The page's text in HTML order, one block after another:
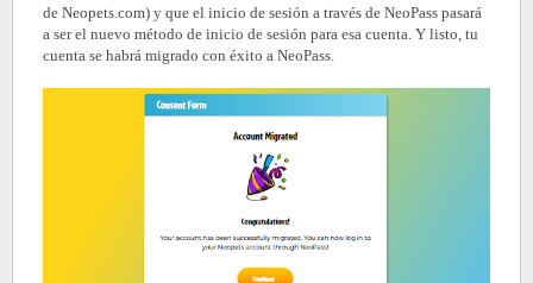
de Neopets.com) y que el inicio de sesión a través de NeoPass pasará
a ser el nuevo método de inicio de sesión para esa cuenta. Y listo, tu
cuenta se habrá migrado con éxito a NeoPass.